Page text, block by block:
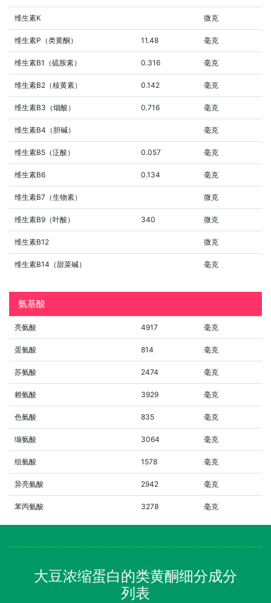
维生素K 微克
维生素P（类黄酮） 11.48 毫克
维生素B1（硫胺素） 0.316 毫克
维生素B2（核黄素） 0.142 毫克
维生素B3（烟酸） 0.716 毫克
维生素B4（胆碱） 毫克
维生素B5（泛酸） 0.057 毫克
维生素B6 0.134 毫克
维生素B7（生物素） 微克
维生素B9（叶酸） 340 微克
维生素B12 微克
维生素B14（甜菜碱） 毫克
氨基酸
亮氨酸 4917 毫克
蛋氨酸 814 毫克
苏氨酸 2474 毫克
赖氨酸 3929 毫克
色氨酸 835 毫克
缬氨酸 3064 毫克
组氨酸 1578 毫克
异亮氨酸 2942 毫克
苯丙氨酸 3278 毫克
大豆浓缩蛋白的类黄酮细分成分
列表